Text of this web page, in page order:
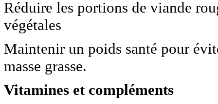
Réduire les portions de viande
végétales
Maintenir un poids santé pour
masse grasse.
Vitamines et compléments